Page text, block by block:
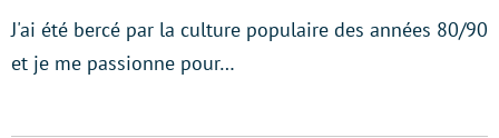
J'ai été bercé par la culture populaire des années 80/90
et je me passionne pour…